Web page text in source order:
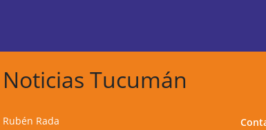
Noticias Tucumán
Rubén Rada